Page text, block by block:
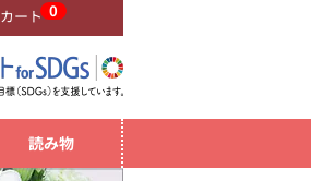
カート 0
読み物